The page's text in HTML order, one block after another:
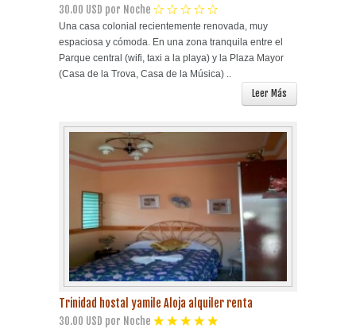
30.00 USD por Noche
Una casa colonial recientemente renovada, muy
espaciosa y cómoda. En una zona tranquila entre el
Parque central (wifi, taxi a la playa) y la Plaza Mayor
(Casa de la Trova, Casa de la Música) ..
Leer Más
Trinidad hostal yamile Aloja alquiler renta
30.00 USD por Noche